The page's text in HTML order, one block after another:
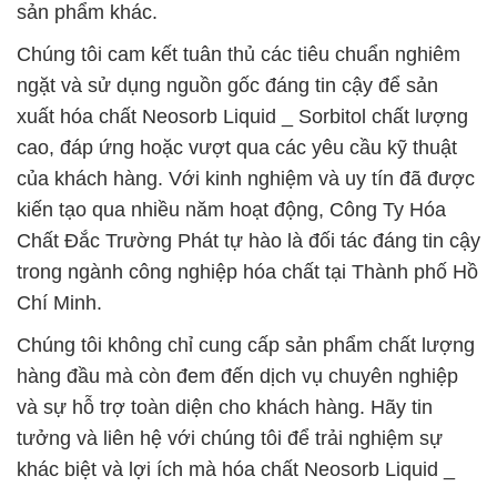
sản phẩm khác.
Chúng tôi cam kết tuân thủ các tiêu chuẩn nghiêm
ngặt và sử dụng nguồn gốc đáng tin cậy để sản
xuất hóa chất Neosorb Liquid _ Sorbitol chất lượng
cao, đáp ứng hoặc vượt qua các yêu cầu kỹ thuật
của khách hàng. Với kinh nghiệm và uy tín đã được
kiến tạo qua nhiều năm hoạt động, Công Ty Hóa
Chất Đắc Trường Phát tự hào là đối tác đáng tin cậy
trong ngành công nghiệp hóa chất tại Thành phố Hồ
Chí Minh.
Chúng tôi không chỉ cung cấp sản phẩm chất lượng
hàng đầu mà còn đem đến dịch vụ chuyên nghiệp
và sự hỗ trợ toàn diện cho khách hàng. Hãy tin
tưởng và liên hệ với chúng tôi để trải nghiệm sự
khác biệt và lợi ích mà hóa chất Neosorb Liquid _